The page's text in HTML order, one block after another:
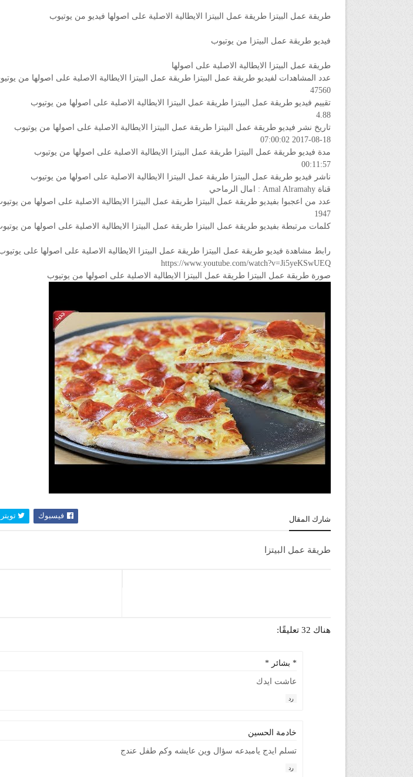
طريقة عمل البيتزا طريقة عمل البيتزا الايطالية الاصلية على اصولها فيديو من يوتيوب
فيديو طريقة عمل البيتزا من يوتيوب
طريقة عمل البيتزا الايطالية الاصلية على اصولها
عدد المشاهدات لفيديو طريقة عمل البيتزا طريقة عمل البيتزا الايطالية الاصلية على اصولها من
47560
تقييم فيديو طريقة عمل البيتزا طريقة عمل البيتزا الايطالية الاصلية على اصولها من يوتيوب
4.88
تاريخ نشر فيديو طريقة عمل البيتزا طريقة عمل البيتزا الايطالية الاصلية على اصولها من يوتيوب
2017-08-18 07:00:02
مدة فيديو طريقة عمل البيتزا طريقة عمل البيتزا الايطالية الاصلية على اصولها من يوتيوب
00:11:57
ناشر فيديو طريقة عمل البيتزا طريقة عمل البيتزا الايطالية الاصلية على اصولها من يوتيوب
قناة Amal Alramahy : امال الرماحي
عدد من اعجبوا بفيديو طريقة عمل البيتزا طريقة عمل البيتزا الايطالية الاصلية على اصولها من
1947
كلمات مرتبطة بفيديو طريقة عمل البيتزا طريقة عمل البيتزا الايطالية الاصلية على اصولها من
رابط مشاهدة فيديو طريقة عمل البيتزا طريقة عمل البيتزا الايطالية الاصلية على اصولها على
https://www.youtube.com/watch?v=Ji5yeKSwUEQ
صورة طريقة عمل البيتزا طريقة عمل البيتزا الايطالية الاصلية على اصولها من يوتيوب
شارك المقال فيسبوك تويتر
طريقة عمل البيتزا
هناك 32 تعليقًا:
* بشائر *
عاشت ايدك
رد
خادمة الحسين
تسلم ايدج يامبدعه سؤال وين عايشه وكم طفل عندج
رد